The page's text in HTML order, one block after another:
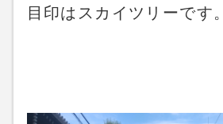
目印はスカイツリーです。